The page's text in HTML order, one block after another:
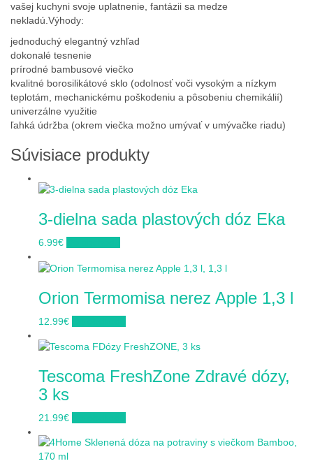
vašej kuchyni svoje uplatnenie, fantázii sa medze
nekladú.Výhody:
jednoduchý elegantný vzhľad
dokonalé tesnenie
prírodné bambusové viečko
kvalitné borosilikátové sklo (odolnosť voči vysokým a nízkym
teplotám, mechanickému poškodeniu a pôsobeniu chemikálií)
univerzálne využitie
ľahká údržba (okrem viečka možno umývať v umývačke riadu)
Súvisiace produkty
3-dielna sada plastových dóz Eka
6.99€
Orion Termomisa nerez Apple 1,3 l
12.99€
Tescoma FreshZone Zdravé dózy,
3 ks
21.99€